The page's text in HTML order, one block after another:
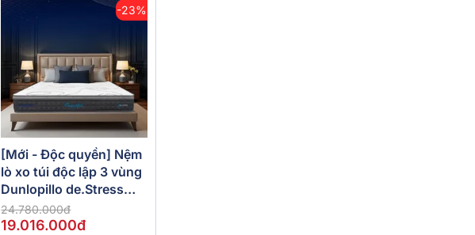
-23%
[Mới - Độc quyền] Nệm
lò xo túi độc lập 3 vùng
Dunlopillo de.Stress
Powerful
24.780.000đ
19.016.000đ